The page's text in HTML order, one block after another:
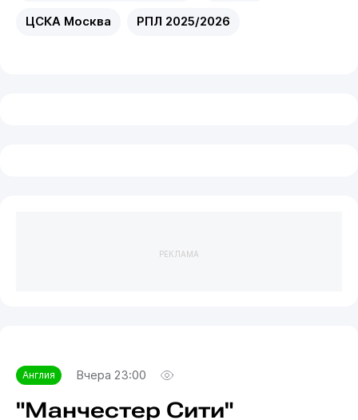
ЦСКА Москва РПЛ 2025/2026
РЕКЛАМА
Англия Вчера 23:00
"Манчестер Сити"